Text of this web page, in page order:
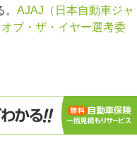
AJAJ（日本自動車ジャ
ブ・ザ・イヤー選考委